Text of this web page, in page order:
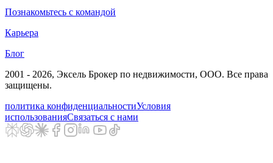
Познакомьтесь с командой
Карьера
Блог
2001 - 2026, Эксель Брокер по недвижимости, ООО. Все права
защищены.
политика конфиденциальностиУсловия
использованияСвязаться с нами